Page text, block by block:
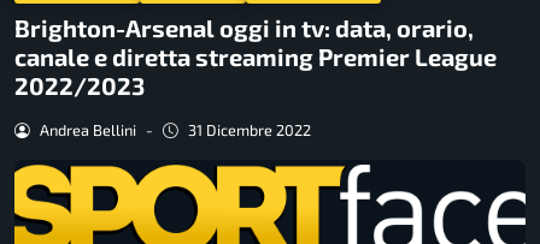
Brighton-Arsenal oggi in tv: data, orario,
canale e diretta streaming Premier League
2022/2023
Andrea Bellini - 31 Dicembre 2022